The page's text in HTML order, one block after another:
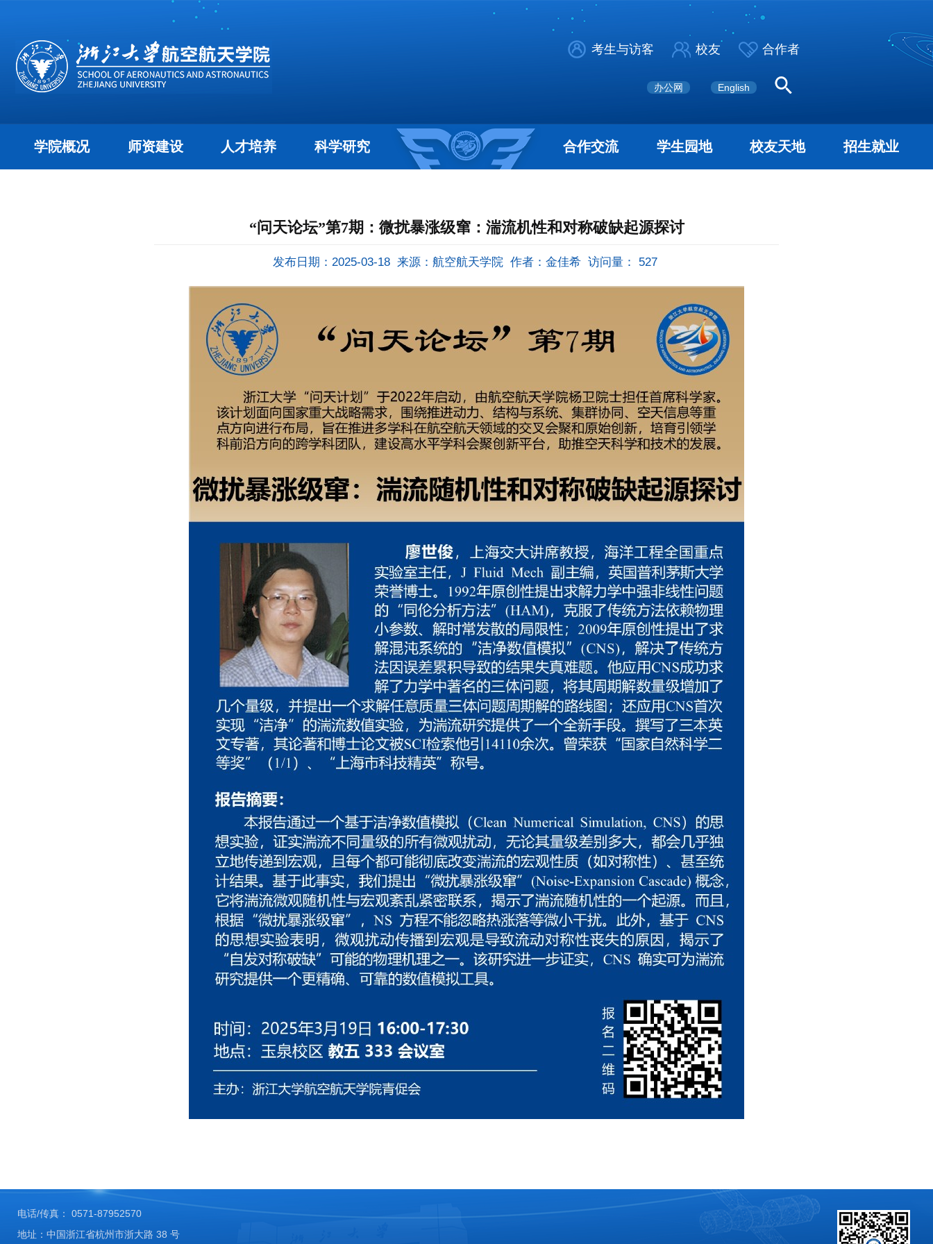
考生与访客 校友 合作者
办公网 English
学院概况 师资建设 人才培养 科学研究 合作交流 学生园地 校友天地 招生就业
“问天论坛”第7期：微扰暴涨级窜：湍流机性和对称破缺起源探讨
发布日期：2025-03-18 来源：航空航天学院 作者：金佳希 访问量： 527
电话/传真： 0571-87952570
地址：中国浙江省杭州市浙大路 38 号